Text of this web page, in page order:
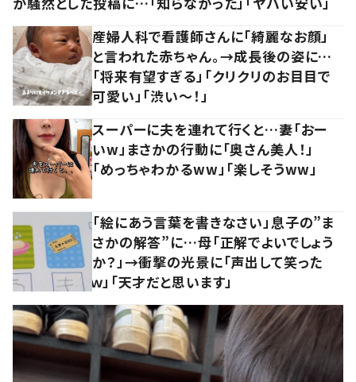
産婦人科で看護師さんに「綺麗なお顔」
と言われた赤ちゃん。→成長後の姿に…
「将来有望すぎる」「クリクリのお目目で
可愛い」「渋い～！」
スーパーに夫を連れて行くと…妻「おー
いw」まさかの行動に「奥さん美人！」
「めっちゃわかるww」「楽しそうww」
「絵にあう言葉を書きなさい」息子の”ま
さかの解答”に…母「正解でよいでしょう
か？」→衝撃の光景に「声出して笑った
ｗ」「天才だと思います」